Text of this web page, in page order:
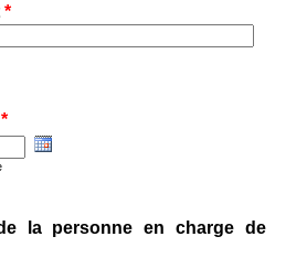
*
*
la personne en charge de